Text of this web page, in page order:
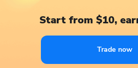
Start from $10,
Trade now